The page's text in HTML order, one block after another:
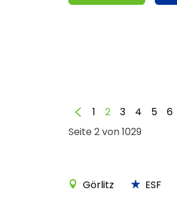
Seite 2 von 1029
Zurück
1 2 3 4 5 6
Görlitz ESF